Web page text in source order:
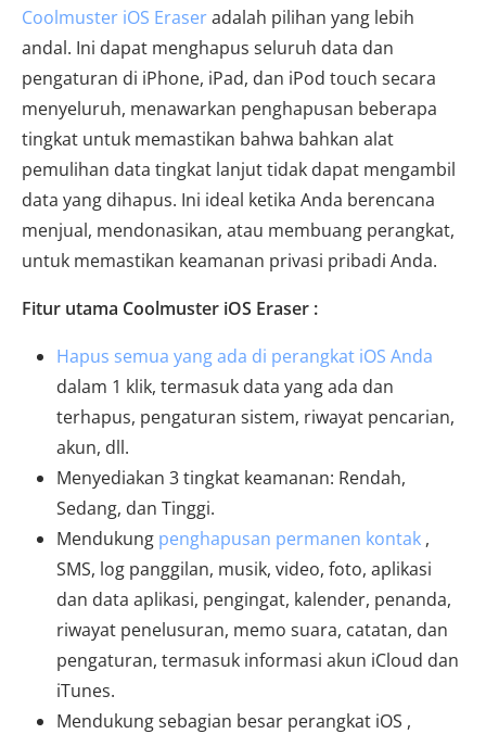
Coolmuster iOS Eraseradalah pilihan yang lebih
andal. Ini dapat menghapus seluruh data dan
pengaturan di iPhone, iPad, dan iPod touch secara
menyeluruh, menawarkan penghapusan beberapa
tingkat untuk memastikan bahwa bahkan alat
pemulihan data tingkat lanjut tidak dapat mengambil
data yang dihapus. Ini ideal ketika Anda berencana
menjual, mendonasikan, atau membuang perangkat,
untuk memastikan keamanan privasi pribadi Anda.
Fitur utama Coolmuster iOS Eraser :
Hapus semua yang ada di perangkat iOS Anda
dalam 1 klik, termasuk data yang ada dan
terhapus, pengaturan sistem, riwayat pencarian,
akun, dll.
Menyediakan 3 tingkat keamanan: Rendah,
Sedang, dan Tinggi.
Mendukung penghapusan permanen kontak ,
SMS, log panggilan, musik, video, foto, aplikasi
dan data aplikasi, pengingat, kalender, penanda,
riwayat penelusuran, memo suara, catatan, dan
pengaturan, termasuk informasi akun iCloud dan
iTunes.
Mendukung sebagian besar perangkat iOS ,